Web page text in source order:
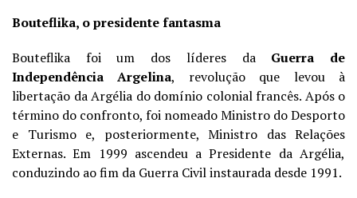
Bouteflika, o presidente fantasma
Bouteflika foi um dos líderes da Guerra de
Independência Argelina, revolução que levou à
libertação da Argélia do domínio colonial francês. Após o
término do confronto, foi nomeado Ministro do Desporto
e Turismo e, posteriormente, Ministro das Relações
Externas. Em 1999 ascendeu a Presidente da Argélia,
conduzindo ao fim da Guerra Civil instaurada desde 1991.